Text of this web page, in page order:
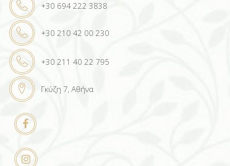
+30 694 222 3838
+30 210 42 00 230
+30 211 40 22 795
Γκύζη 7, Αθήνα